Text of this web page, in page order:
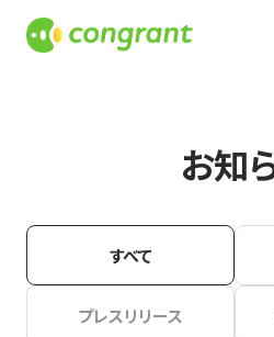
お知
すべて
プレスリリース